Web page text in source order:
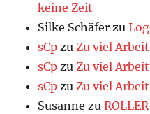
keine Zeit
Silke Schäfer zu
sCp zuZu viel
sCp zuZu viel
sCp zuZu viel
Susanne zu